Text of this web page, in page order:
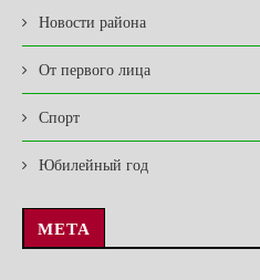
Новости района
От первого лица
Спорт
Юбилейный год
МЕТА